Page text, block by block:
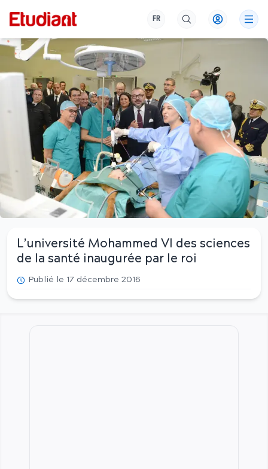
FR
L’université Mohammed VI des sciences
de la santé inaugurée par le roi
Publié le 17 décembre 2016